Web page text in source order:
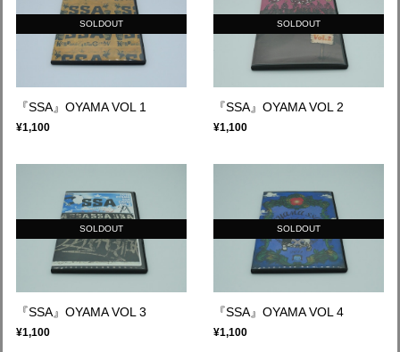
SOLDOUT
『SSA』OYAMA VOL 1
¥1,100
SOLDOUT
『SSA』OYAMA VOL 2
¥1,100
SOLDOUT
『SSA』OYAMA VOL 3
¥1,100
SOLDOUT
『SSA』OYAMA VOL 4
¥1,100